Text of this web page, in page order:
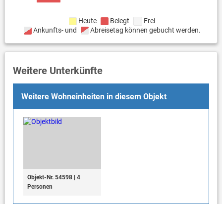
Heute Belegt
Frei
Ankunfts- und
Abreisetag können gebucht werden.
Weitere Unterkünfte
Weitere Wohneinheiten in diesem Objekt
Objekt-Nr. 54598 | 4
Personen